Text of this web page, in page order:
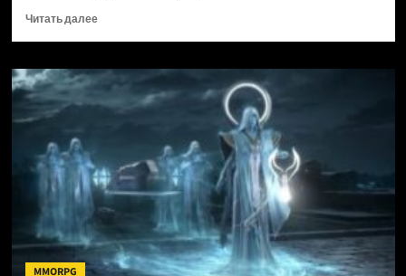
Читать далееПрочитать
Lord
the
откладывает
повышение
цен
MMORPG